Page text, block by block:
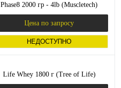
Phase8 2000 гр - 4lb (Muscletech)
Цена по запросу
НЕДОСТУПНО
Life Whey 1800 г (Tree of Life)